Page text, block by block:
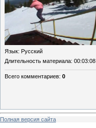
Язык: Русский
Длительность материала: 00:03:08
Всего комментариев: 0
Полная версия сайта